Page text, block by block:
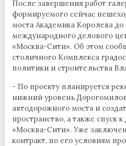
После завершения работ
формируемого сейчас
моста Академика Королева
международного делового
«Москва-Сити». Об этом
столичного Комплекса
политики и строительства
- По проекту планируется
нижний уровень
автодорожного моста и
пространство, а также спуск
«Москва-Сити». Уже
контракт, по его условиям